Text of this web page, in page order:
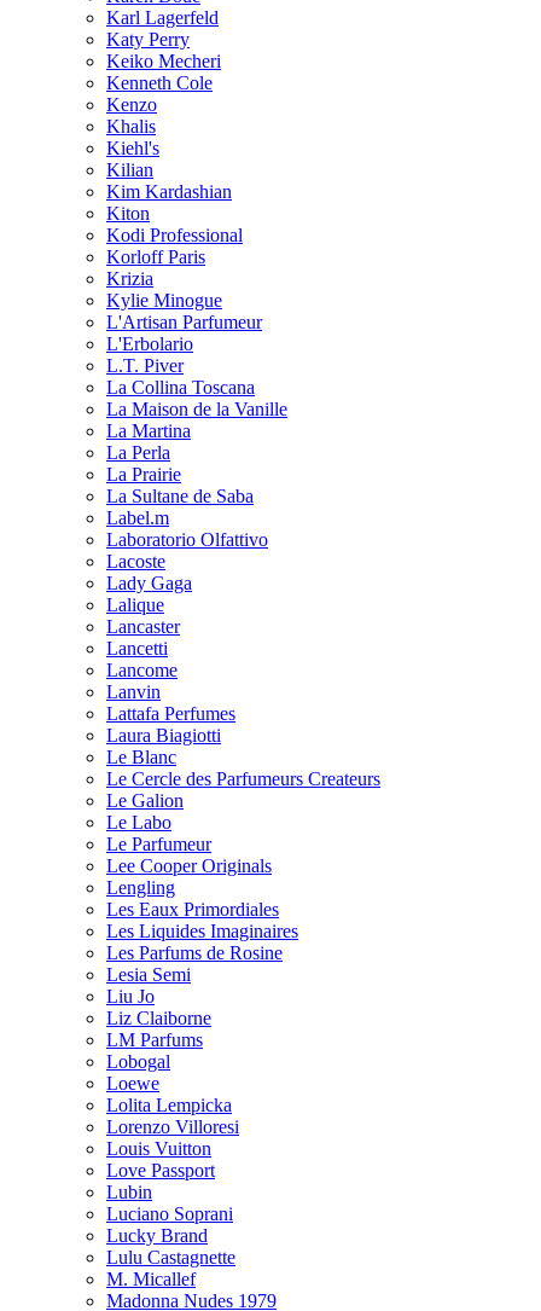
Karl Lagerfeld
Katy Perry
Keiko Mecheri
Kenneth Cole
Kenzo
Khalis
Kiehl's
Kilian
Kim Kardashian
Kiton
Kodi Professional
Korloff Paris
Krizia
Kylie Minogue
L'Artisan Parfumeur
L'Erbolario
L.T. Piver
La Collina Toscana
La Maison de la Vanille
La Martina
La Perla
La Prairie
La Sultane de Saba
Label.m
Laboratorio Olfattivo
Lacoste
Lady Gaga
Lalique
Lancaster
Lancetti
Lancome
Lanvin
Lattafa Perfumes
Laura Biagiotti
Le Blanc
Le Cercle des Parfumeurs Createurs
Le Galion
Le Labo
Le Parfumeur
Lee Cooper Originals
Lengling
Les Eaux Primordiales
Les Liquides Imaginaires
Les Parfums de Rosine
Lesia Semi
Liu Jo
Liz Claiborne
LM Parfums
Lobogal
Loewe
Lolita Lempicka
Lorenzo Villoresi
Louis Vuitton
Love Passport
Lubin
Luciano Soprani
Lucky Brand
Lulu Castagnette
M. Micallef
Madonna Nudes 1979